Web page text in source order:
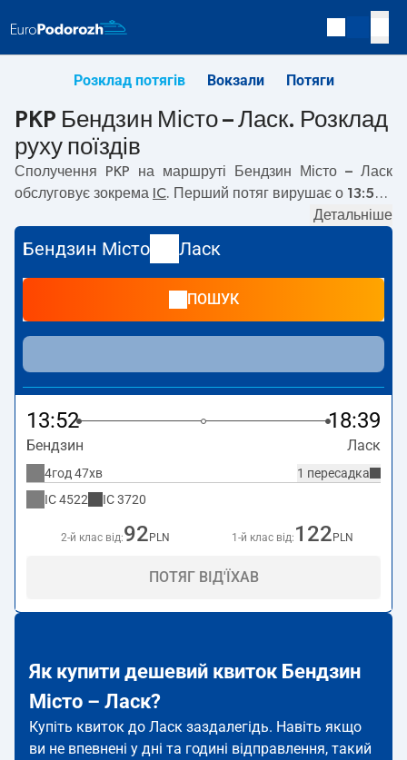
Розклад потягів Вокзали Потяги
PKP Бендзин Місто – Ласк. Розклад
руху поїздів
Сполучення PKP на маршруті
Бендзин Місто – Ласк
обслуговує зокрема
IC . Перший потяг вирушає о 13:52з
вирушає о 13:52. Наразі на маршруті
Ласкне курсують інші потяги перевізника PKP Intercity.
Потяг завершує маршрут на станції Ласк.
Детальніше
Бендзин Місто Ласк
ПОШУК
13:52 18:39
Бендзин Ласк
1 пересадка
4год 47хв
IC4522 IC3720
2-й клас від:92 PLN 1-й клас від: 122 PLN
ПОТЯГ ВІД'ЇХАВ
Як купити дешевий квиток Бендзин
Місто – Ласк?
Купіть квиток до Ласк заздалегідь. Навіть якщо
ви не впевнені у дні та годині відправлення, такий